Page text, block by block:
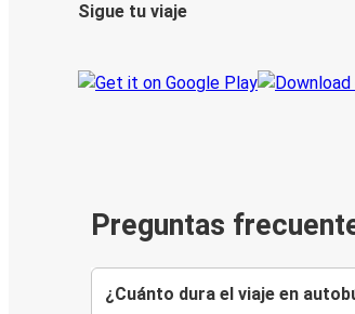
Sigue tu viaje
Preguntas
¿Cuánto dura el viaje en